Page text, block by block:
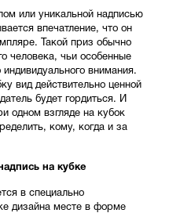
или уникальной надписью
впечатление, что он
Такой приз обычно
человека, чьи особенные
внимания.
вид действительно ценной
будет гордиться. И
одном взгляде на кубок
кому, когда и за
на кубке
в специально
дизайна месте в форме